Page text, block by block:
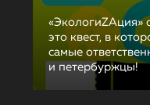
это квест, в
самые
и петербуржцы!